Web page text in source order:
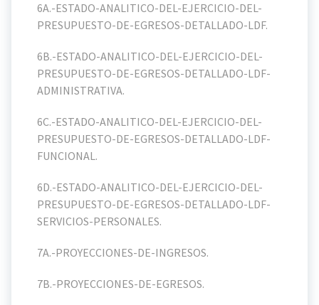
6A.-ESTADO-ANALITICO-DEL-EJERCICIO-DEL-
PRESUPUESTO-DE-EGRESOS-DETALLADO-LDF.
6B.-ESTADO-ANALITICO-DEL-EJERCICIO-DEL-
PRESUPUESTO-DE-EGRESOS-DETALLADO-LDF-
ADMINISTRATIVA.
6C.-ESTADO-ANALITICO-DEL-EJERCICIO-DEL-
PRESUPUESTO-DE-EGRESOS-DETALLADO-LDF-
FUNCIONAL.
6D.-ESTADO-ANALITICO-DEL-EJERCICIO-DEL-
PRESUPUESTO-DE-EGRESOS-DETALLADO-LDF-
SERVICIOS-PERSONALES.
7A.-PROYECCIONES-DE-INGRESOS.
7B.-PROYECCIONES-DE-EGRESOS.